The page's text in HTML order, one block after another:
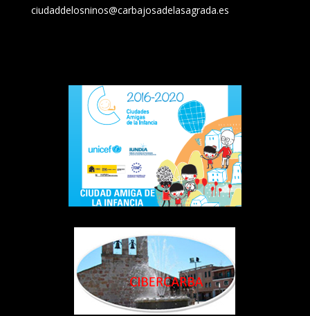
ciudaddelosninos@carbajosadelasagrada.es